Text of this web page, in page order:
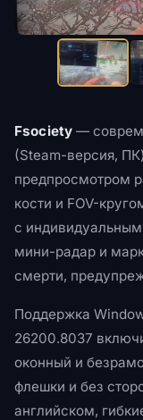
Fsociety —
(Steam-версия,
предпросмотром
кости и FOV-
с
мини-радар и
смерти,
Поддержка
26200.8037
оконный и
флешки и без
английском,